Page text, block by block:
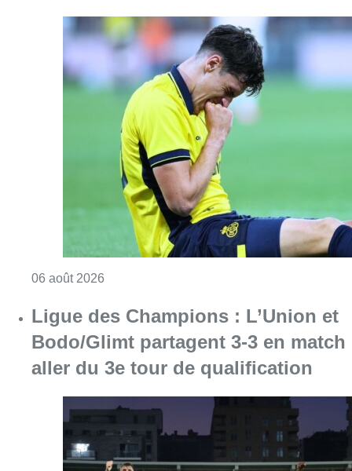
06 août 2026
Ligue des Champions : L’Union et
Bodo/Glimt partagent 3-3 en match
aller du 3e tour de qualification